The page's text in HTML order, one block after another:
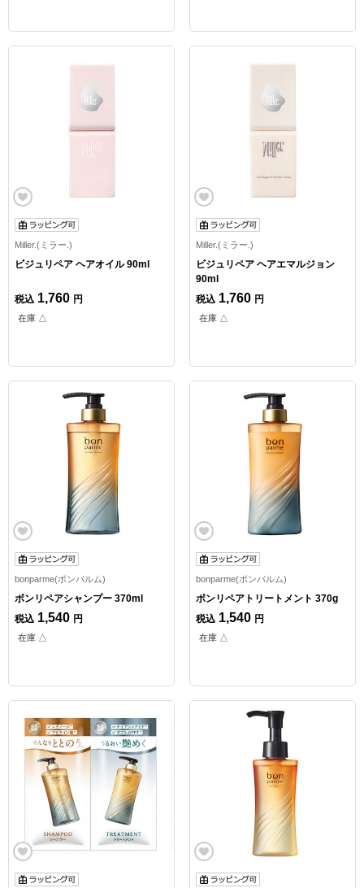
Miller.(ミラー.)
ビジュリペア ヘアオイル 90ml
税込 1,760 円
在庫 △
Miller.(ミラー.)
ビジュリペア ヘアエマルジョン
90ml
税込 1,760 円
在庫 △
bonparme(ボンパルム)
ボンリペアシャンプー 370ml
税込 1,540 円
在庫 △
bonparme(ボンパルム)
ボンリペアトリートメント 370g
税込 1,540 円
在庫 △